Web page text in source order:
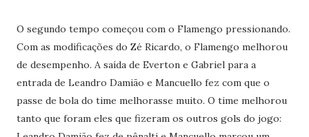
O segundo tempo começou com o Flamengo pressionando.
Com as modificações do Zé Ricardo, o Flamengo melhorou
de desempenho. A saída de Everton e Gabriel para a
entrada de Leandro Damião e Mancuello fez com que o
passe de bola do time melhorasse muito. O time melhorou
tanto que foram eles que fizeram os outros gols do jogo: